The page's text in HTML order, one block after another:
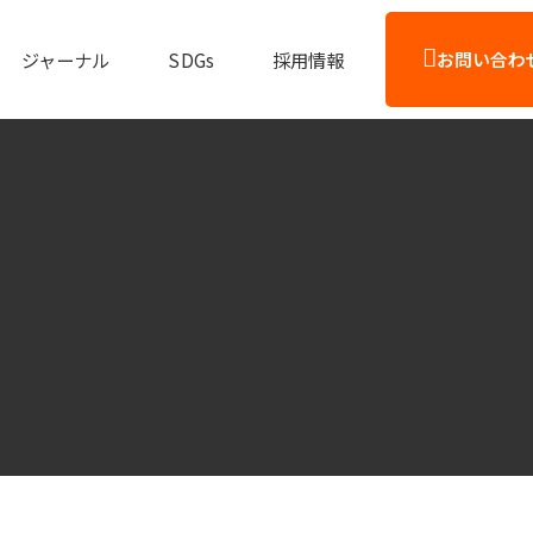
ジャーナル SDGs 採用情報 お問い合わ